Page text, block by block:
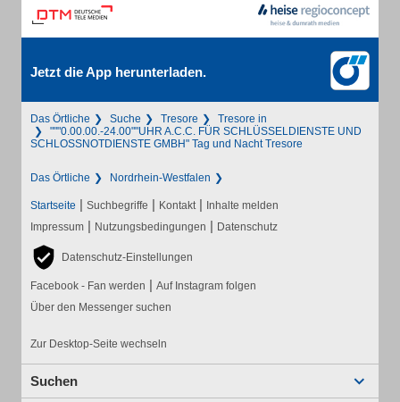
Jetzt die App herunterladen.
Das Örtliche Suche Tresore
Tresore in
"""0.00.00.-24.00""UHR A.C.C. FÜR SCHLÜSSELDIENSTE UND
SCHLOSSNOTDIENSTE GMBH" Tag und Nacht Tresore
Das Örtliche Nordrhein-Westfalen
Startseite | Suchbegriffe | Kontakt | Inhalte melden
Impressum | Nutzungsbedingungen | Datenschutz
Datenschutz-Einstellungen
Facebook - Fan werden | Auf Instagram folgen
Über den Messenger suchen
Zur Desktop-Seite wechseln
Suchen